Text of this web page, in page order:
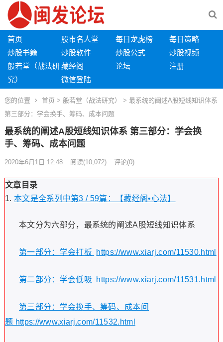
首页 股市名人堂 每日龙虎榜
每日策略
炒股书籍
炒股软件 炒股公式
炒股视频
般若堂（战法研
究）
藏经阁 论坛
注册
微信登陆
您的位置 首页 > 般若堂（战法研究）
> 最系统的阐述A股短线知识体系
第三部分：学会换手、筹码、成本问题
最系统的阐述A股短线知识体系 第三部分：学会换
手、筹码、成本问题
2020年6月1日 12:48 阅读(10,072) 评论(0)
文章目录
本文是全系列中第3 / 59篇：【藏经阁•心法】
本文分为六部分，最系统的阐述A股短线知识体系
第一部分：学会打板 https://www.xiarj.com/11530.html
第二部分：学会低吸 https://www.xiarj.com/11531.html
第三部分：学会换手、筹码、成本问
题 https://www.xiarj.com/11532.html